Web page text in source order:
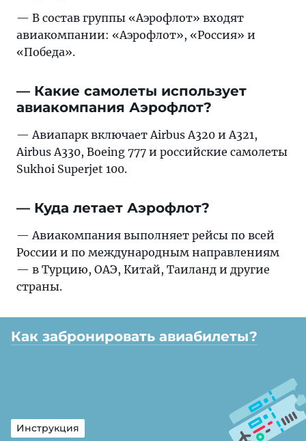
— В состав группы «Аэрофлот» входят
авиакомпании: «Аэрофлот», «Россия» и
«Победа».
— Какие самолеты использует
авиакомпания Аэрофлот?
— Авиапарк включает Airbus A320 и A321,
Airbus A330, Boeing 777 и российские самолеты
Sukhoi Superjet 100.
— Куда летает Аэрофлот?
— Авиакомпания выполняет рейсы по всей
России и по международным направлениям
— в Турцию, ОАЭ, Китай, Таиланд и другие
страны.
Как забронировать авиабилеты?
Инструкция